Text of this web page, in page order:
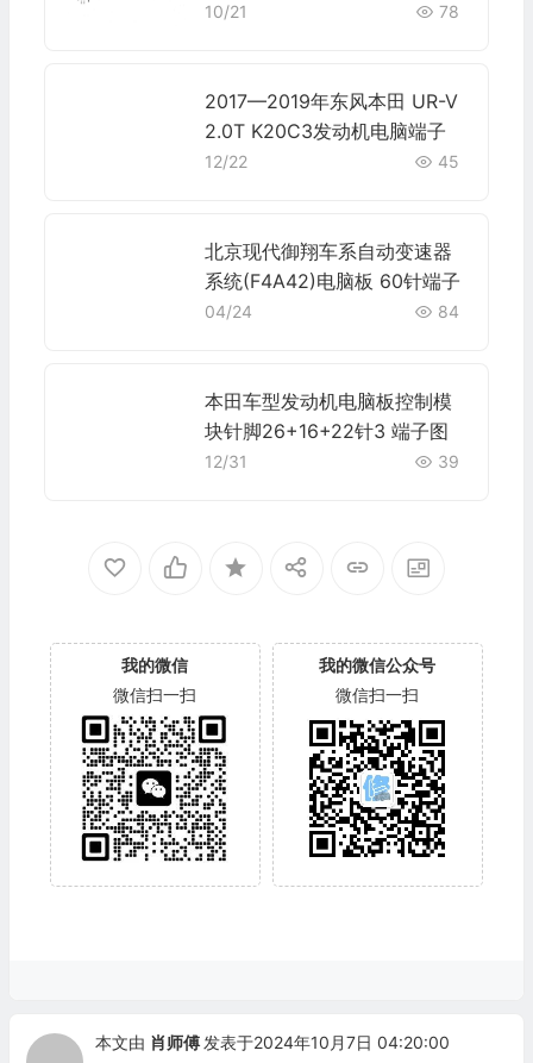
10/21 78
2017—2019年东风本田 UR-V
2.0T K20C3发动机电脑端子
12/22 45
北京现代御翔车系自动变速器
系统(F4A42)电脑板 60针端子
04/24 84
本田车型发动机电脑板控制模
块针脚26+16+22针3 端子图
12/31 39
我的微信
微信扫一扫
我的微信公众号
微信扫一扫
本文由 肖师傅 发表于2024年10月7日 04:20:00